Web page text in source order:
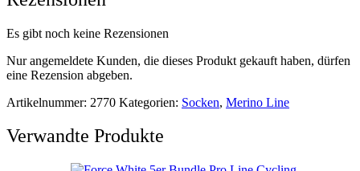
Es gibt noch keine Rezensionen
Nur angemeldete Kunden, die dieses Produkt gekauft haben, dürfen
eine Rezension abgeben.
Artikelnummer: 2770 Kategorien: Socken, Merino Line
Verwandte Produkte